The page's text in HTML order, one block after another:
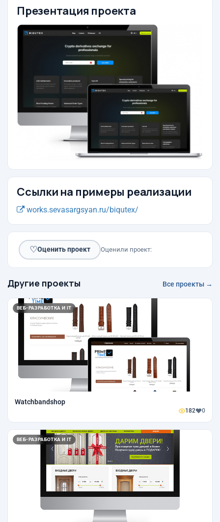
Презентация проекта
Ссылки на примеры реализации
works.sevasargsyan.ru/biqutex/
♡Оценить проект Оценили проект:
Другие проекты Все проекты →
ВЕБ-РАЗРАБОТКА И IT
Watchbandshop
182 0
ВЕБ-РАЗРАБОТКА И IT